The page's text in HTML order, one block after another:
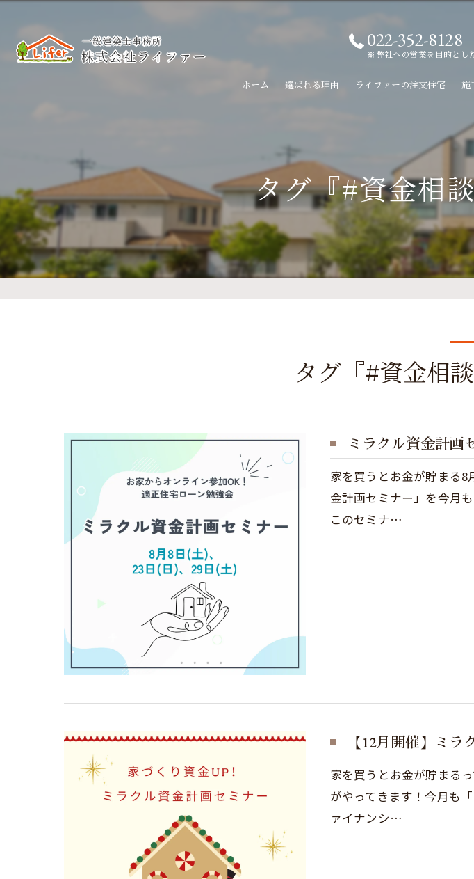
022-352-8128
※弊社への営業を目的とし
ホーム 選ばれる理由 ライファーの注文住宅 施
タグ『#資金相
タグ『#資金相
ミラクル資金計画
家を買うとお金が貯まる
金計画セミナー」を今月
このセミナ…
【12月開催】ミ
家を買うとお金が貯まる
がやってきます！今月も
ァイナンシ…